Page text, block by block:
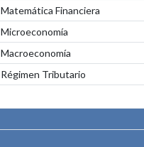
Matemática Financiera
Microeconomía
Macroeconomía
Régimen Tributario